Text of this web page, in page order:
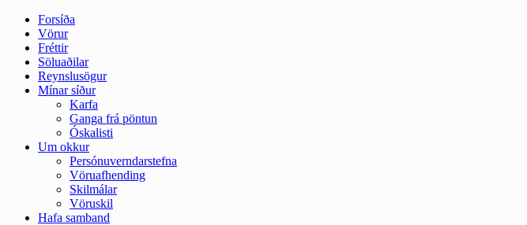
Forsíða
Vörur
Fréttir
Söluaðilar
Reynslusögur
Mínar síður
Karfa
Ganga frá pöntun
Óskalisti
Um okkur
Persónuverndarstefna
Vöruafhending
Skilmálar
Vöruskil
Hafa samband